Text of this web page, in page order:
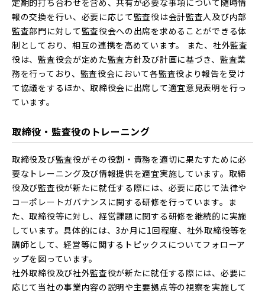
報の交換を行い、必要に応じて監査役は会計監査人及び内部
監査部門に対して監査役会への出席を求めることができる体
制としており、相互の連携を高めています。 また、社外監査
役は、監査役会が定めた監査方針及び計画に基づき、監査業
務を行っており、監査役会において各監査役より報告を受け
て協議をするほか、取締役会に出席して適宜意見表明を行っ
ています。
取締役・監査役のトレーニング
取締役及び監査役がその役割・責務を適切に果たすために必
要なトレーニング及び情報提供を適宜実施しています。取締
役及び監査役が新たに就任する際には、必要に応じて法律や
コーポレートガバナンスに関する研修を行っています。ま
た、取締役等に対し、経営課題に関する研修を継続的に実施
しています。具体的には、3か月に1回程度、社外取締役等を
講師として、経営等に関するトピックスについてフォローア
ップを図っています。
社外取締役及び社外監査役が新たに就任する際には、必要に
応じて当社の事業内容の説明や主要拠点等の視察を実施して